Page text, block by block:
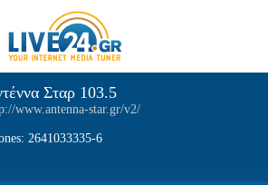
Σταρ 103.5
www.antenna-star.gr/v2/
2641033335-6